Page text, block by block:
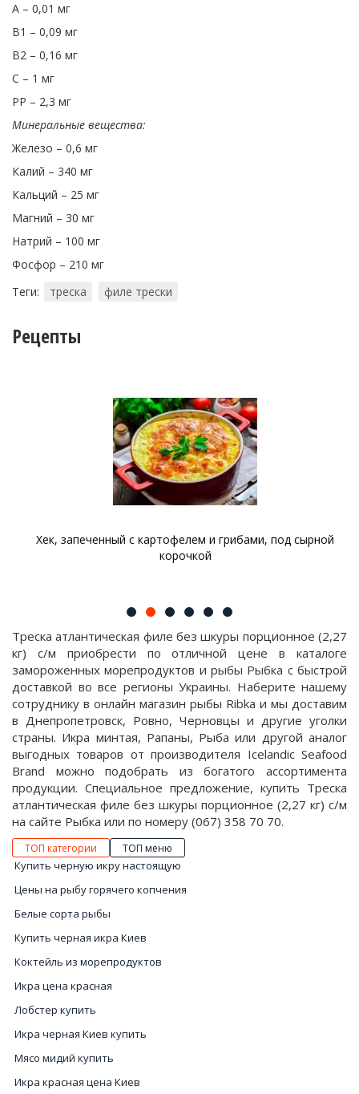
А – 0,01 мг
В1 – 0,09 мг
В2 – 0,16 мг
С – 1 мг
РР – 2,3 мг
Минеральные вещества:
Железо – 0,6 мг
Калий – 340 мг
Кальций – 25 мг
Магний – 30 мг
Натрий – 100 мг
Фосфор – 210 мг
Теги:
треска филе трески
Рецепты
Хек, запеченный с картофелем и грибами, под сырной
корочкой
Треска атлантическая филе без шкуры порционное (2,27
кг) с/м приобрести по отличной цене в каталоге
замороженных морепродуктов и рыбы Рыбка с быстрой
доставкой во все регионы Украины. Наберите нашему
сотруднику в онлайн магазин рыбы Ribka и мы доставим
в Днепропетровск, Ровно, Черновцы и другие уголки
страны. Икра минтая, Рапаны, Рыба или другой аналог
выгодных товаров от производителя Icelandic Seafood
Brand можно подобрать из богатого ассортимента
продукции. Специальное предложение, купить Треска
атлантическая филе без шкуры порционное (2,27 кг) с/м
на сайте Рыбка или по номеру (067) 358 70 70.
ТОП категории ТОП меню
Купить черную икру настоящую
Цены на рыбу горячего копчения
Белые сорта рыбы
Купить черная икра Киев
Коктейль из морепродуктов
Икра цена красная
Лобстер купить
Икра черная Киев купить
Мясо мидий купить
Икра красная цена Киев